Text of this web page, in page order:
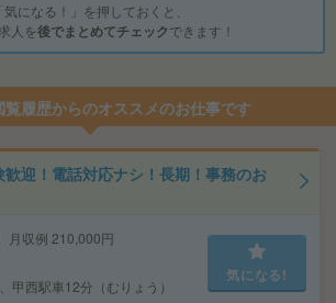
「気になる！」を押しておくと、
人を後でまとめてチェックできます！
覧履歴からのオススメのお仕事です
歓迎！電話対応ナシ！長期！事務のお
収例 210,000円
甲西駅車12分（むりょう）
気になる!